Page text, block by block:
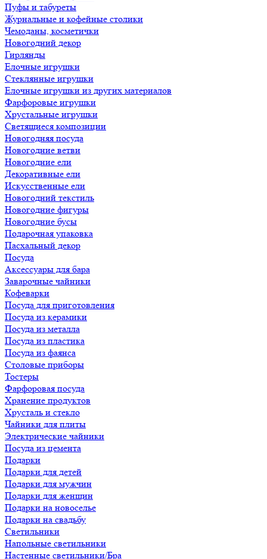
Пуфы и табуреты
Журнальные и кофейные столики
Чемоданы, косметички
Новогодний декор
Гирлянды
Елочные игрушки
Стеклянные игрушки
Елочные игрушки из других материалов
Фарфоровые игрушки
Хрустальные игрушки
Светящиеся композиции
Новогодняя посуда
Новогодние ветви
Новогодние ели
Декоративные ели
Искусственные ели
Новогодний текстиль
Новогодние фигуры
Новогодние бусы
Подарочная упаковка
Пасхальный декор
Посуда
Аксессуары для бара
Заварочные чайники
Кофеварки
Посуда для приготовления
Посуда из керамики
Посуда из металла
Посуда из пластика
Посуда из фаянса
Столовые приборы
Тостеры
Фарфоровая посуда
Хранение продуктов
Хрусталь и стекло
Чайники для плиты
Электрические чайники
Посуда из цемента
Подарки
Подарки для детей
Подарки для мужчин
Подарки для женщин
Подарки на новоселье
Подарки на свадьбу
Светильники
Напольные светильники
Настенные светильники/Бра